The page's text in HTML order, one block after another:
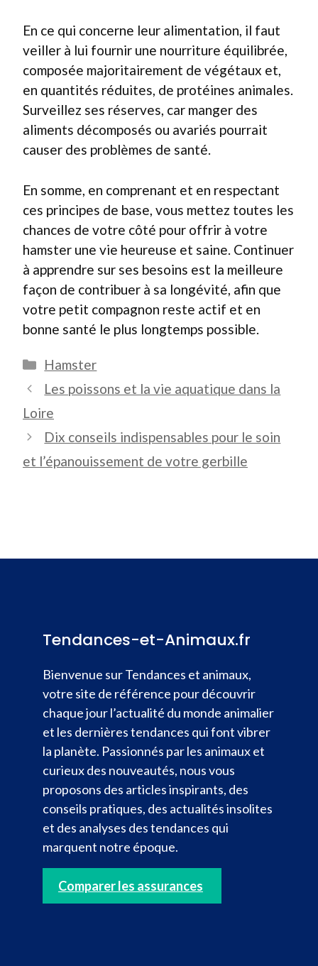
En ce qui concerne leur alimentation, il faut
veiller à lui fournir une nourriture équilibrée,
composée majoritairement de végétaux et,
en quantités réduites, de protéines animales.
Surveillez ses réserves, car manger des
aliments décomposés ou avariés pourrait
causer des problèmes de santé.
En somme, en comprenant et en respectant
ces principes de base, vous mettez toutes les
chances de votre côté pour offrir à votre
hamster une vie heureuse et saine. Continuer
à apprendre sur ses besoins est la meilleure
façon de contribuer à sa longévité, afin que
votre petit compagnon reste actif et en
bonne santé le plus longtemps possible.
Catégories
Hamster
Les poissons et la vie aquatique dans la
Loire
Dix conseils indispensables pour le soin
et l’épanouissement de votre gerbille
Tendances-et-Animaux.fr
Bienvenue sur Tendances et animaux,
votre site de référence pour découvrir
chaque jour l’actualité du monde animalier
et les dernières tendances qui font vibrer
la planète. Passionnés par les animaux et
curieux des nouveautés, nous vous
proposons des articles inspirants, des
conseils pratiques, des actualités insolites
et des analyses des tendances qui
marquent notre époque.
Comparer les assurances